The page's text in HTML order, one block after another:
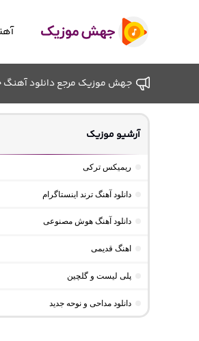
جهش موزیک مرجع دانلود آهنگ
آرشیو موزیک
ریمیکس ترکی
دانلود آهنگ ترند اینستاگرام
دانلود آهنگ هوش مصنوعی
اهنگ قدیمی
پلی لیست و گلچین
دانلود مداحی و نوحه جدید